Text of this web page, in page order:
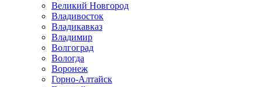
Великий Новгород
Владивосток
Владикавказ
Владимир
Волгоград
Вологда
Воронеж
Горно-Алтайск